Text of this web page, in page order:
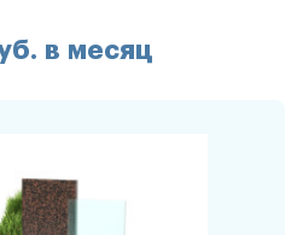
в месяц